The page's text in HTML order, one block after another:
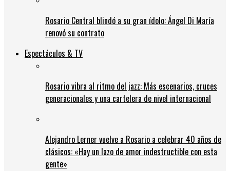
Rosario Central blindó a su gran ídolo: Ángel Di María
renovó su contrato
Espectáculos & TV
Rosario vibra al ritmo del jazz: Más escenarios, cruces
generacionales y una cartelera de nivel internacional
Alejandro Lerner vuelve a Rosario a celebrar 40 años de
clásicos: «Hay un lazo de amor indestructible con esta
gente»